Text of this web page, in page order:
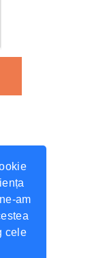
am
cele